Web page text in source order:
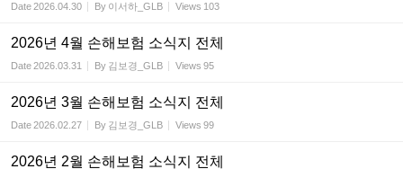
Date2026.04.30 By 이서하_GLB Views 103
2026년 4월 손해보험 소식지 전체
Date2026.03.31 By 김보경_GLB Views 95
2026년 3월 손해보험 소식지 전체
Date2026.02.27 By 김보경_GLB Views 99
2026년 2월 손해보험 소식지 전체